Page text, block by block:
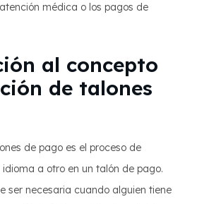
médica o los pagos de
al concepto
de talones
de pago es el proceso de
a otro en un talón de pago.
ser necesaria cuando alguien tiene